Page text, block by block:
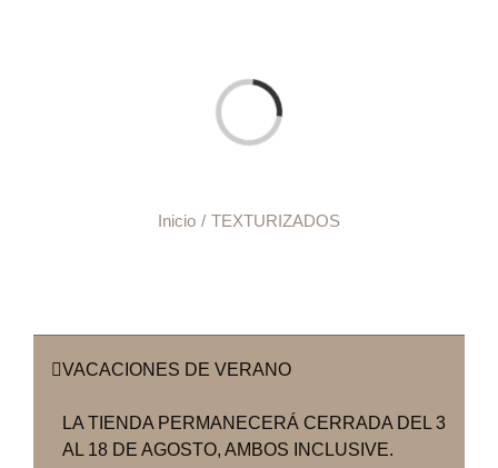
Cargando...
Inicio TEXTURIZADOS
VACACIONES DE VERANO
LA TIENDA PERMANECERÁ CERRADA DEL 3
AL 18 DE AGOSTO, AMBOS INCLUSIVE.